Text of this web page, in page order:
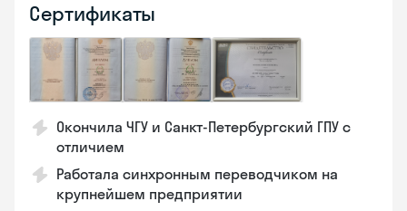
Сертификаты
Окончила ЧГУ и Санкт-Петербургский ГПУ с
отличием
Работала синхронным переводчиком на
крупнейшем предприятии